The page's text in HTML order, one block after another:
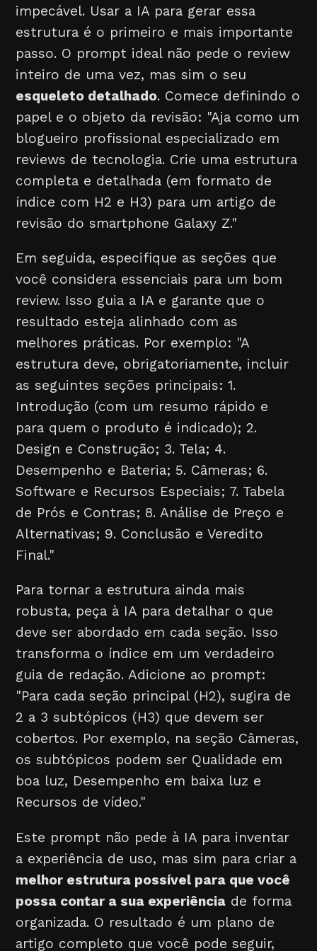
impecável. Usar a IA para gerar essa
estrutura é o primeiro e mais importante
passo. O prompt ideal não pede o review
inteiro de uma vez, mas sim o seu
esqueleto detalhado. Comece definindo o
papel e o objeto da revisão: "Aja como um
blogueiro profissional especializado em
reviews de tecnologia. Crie uma estrutura
completa e detalhada (em formato de
índice com H2 e H3) para um artigo de
revisão do smartphone Galaxy Z."
Em seguida, especifique as seções que
você considera essenciais para um bom
review. Isso guia a IA e garante que o
resultado esteja alinhado com as
melhores práticas. Por exemplo: "A
estrutura deve, obrigatoriamente, incluir
as seguintes seções principais: 1.
Introdução (com um resumo rápido e
para quem o produto é indicado); 2.
Design e Construção; 3. Tela; 4.
Desempenho e Bateria; 5. Câmeras; 6.
Software e Recursos Especiais; 7. Tabela
de Prós e Contras; 8. Análise de Preço e
Alternativas; 9. Conclusão e Veredito
Final."
Para tornar a estrutura ainda mais
robusta, peça à IA para detalhar o que
deve ser abordado em cada seção. Isso
transforma o índice em um verdadeiro
guia de redação. Adicione ao prompt:
"Para cada seção principal (H2), sugira de
2 a 3 subtópicos (H3) que devem ser
cobertos. Por exemplo, na seção Câmeras,
os subtópicos podem ser Qualidade em
boa luz, Desempenho em baixa luz e
Recursos de vídeo."
Este prompt não pede à IA para inventar
a experiência de uso, mas sim para criar a
melhor estrutura possível para que você
possa contar a sua experiência de forma
organizada. O resultado é um plano de
artigo completo que você pode seguir,